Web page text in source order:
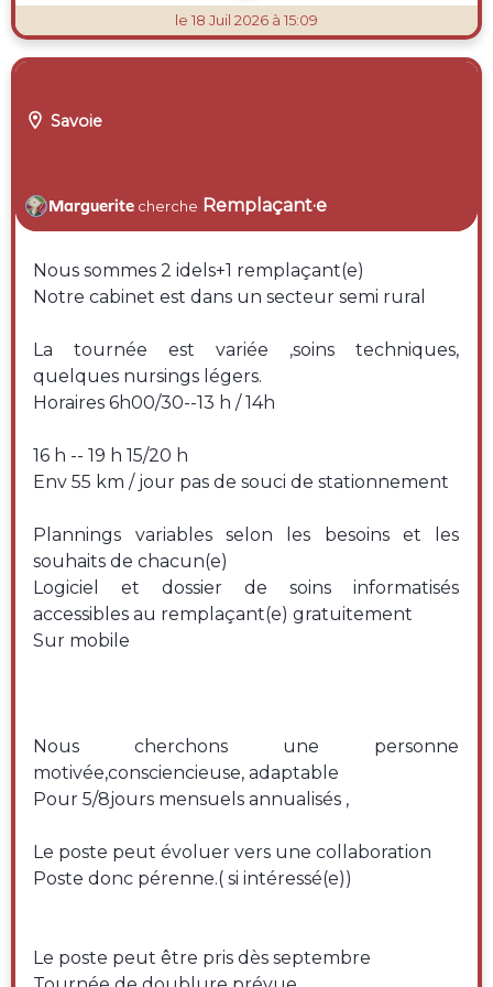
le 18 Juil 2026 à 15:09
 Savoie
Marguerite cherche Remplaçant·e
Nous sommes 2 idels+1 remplaçant(e)
Notre cabinet est dans un secteur semi rural
La tournée est variée ,soins techniques,
quelques nursings légers.
Horaires 6h00/30--13 h / 14h
16 h -- 19 h 15/20 h
Env 55 km / jour pas de souci de stationnement
Plannings variables selon les besoins et les
souhaits de chacun(e)
Logiciel et dossier de soins informatisés
accessibles au remplaçant(e) gratuitement
Sur mobile
Nous cherchons une personne
motivée,consciencieuse, adaptable
Pour 5/8jours mensuels annualisés ,
Le poste peut évoluer vers une collaboration
Poste donc pérenne.( si intéressé(e))
Le poste peut être pris dès septembre